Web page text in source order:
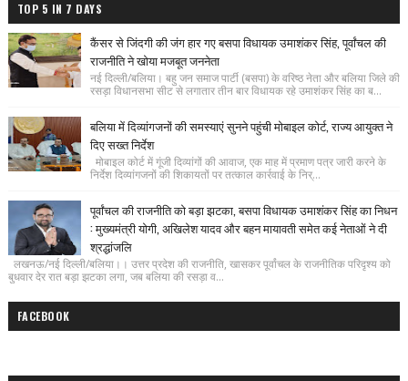
TOP 5 IN 7 DAYS
कैंसर से जिंदगी की जंग हार गए बसपा विधायक उमाशंकर सिंह, पूर्वांचल की
राजनीति ने खोया मजबूत जननेता
नई दिल्ली/बलिया। बहु जन समाज पार्टी (बसपा) के वरिष्ठ नेता और बलिया जिले की
रसड़ा विधानसभा सीट से लगातार तीन बार विधायक रहे उमाशंकर सिंह का ब...
बलिया में दिव्यांगजनों की समस्याएं सुनने पहुंची मोबाइल कोर्ट, राज्य आयुक्त ने
दिए सख्त निर्देश
मोबाइल कोर्ट में गूंजी दिव्यांगों की आवाज, एक माह में प्रमाण पत्र जारी करने के
निर्देश दिव्यांगजनों की शिकायतों पर तत्काल कार्रवाई के निर्...
पूर्वांचल की राजनीति को बड़ा झटका, बसपा विधायक उमाशंकर सिंह का निधन
: मुख्यमंत्री योगी, अखिलेश यादव और बहन मायावती समेत कई नेताओं ने दी
श्रद्धांजलि
लखनऊ/नई दिल्ली/बलिया।। उत्तर प्रदेश की राजनीति, खासकर पूर्वांचल के राजनीतिक परिदृश्य को
बुधवार देर रात बड़ा झटका लगा, जब बलिया की रसड़ा व...
FACEBOOK